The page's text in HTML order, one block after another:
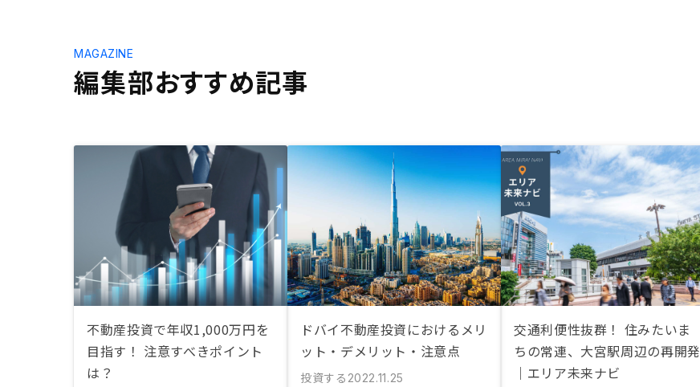
編集部おすすめ記事
MAGAZINE
不動産投資で年収1,000万円を
目指す！ 注意すべきポイント
は？
ドバイ不動産投資におけるメリ
ット・デメリット・注意点
投資する 2022.11.25
交通利便性抜群！ 住みたいま
ちの常連、大宮駅周辺の再開発
｜エリア未来ナビ